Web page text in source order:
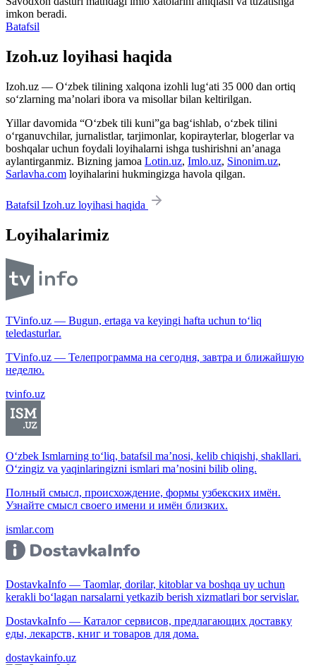
imkon beradi.
Batafsil
Izoh.uz loyihasi haqida
Izoh.uz — O‘zbek tilining xalqona izohli lug‘ati 35 000 dan ortiq
so‘zlarning ma’nolari ibora va misollar bilan keltirilgan.
Yillar davomida “O‘zbek tili kuni”ga bag‘ishlab, o‘zbek tilini
o‘rganuvchilar, jurnalistlar, tarjimonlar, kopirayterlar, blogerlar va
boshqalar uchun foydali loyihalarni ishga tushirishni an’anaga
aylantirganmiz. Bizning jamoa Lotin.uz, Imlo.uz, Sinonim.uz,
Sarlavha.com loyihalarini hukmingizga havola qilgan.
Batafsil Izoh.uz loyihasi haqida
Loyihalarimiz
TVinfo.uz — Bugun, ertaga va keyingi hafta uchun to‘liq
teledasturlar.
TVinfo.uz — Телепрограмма на сегодня, завтра и ближайшую
неделю.
tvinfo.uz
O‘zbek Ismlarning to‘liq, batafsil ma’nosi, kelib chiqishi, shakllari.
O‘zingiz va yaqinlaringizni ismlari ma’nosini bilib oling.
Полный смысл, происхождение, формы узбекских имён.
Узнайте смысл своего имени и имён близких.
ismlar.com
DostavkaInfo — Taomlar, dorilar, kitoblar va boshqa uy uchun
kerakli bo‘lagan narsalarni yetkazib berish xizmatlari bor servislar.
DostavkaInfo — Каталог сервисов, предлагающих доставку
еды, лекарств, книг и товаров для дома.
dostavkainfo.uz